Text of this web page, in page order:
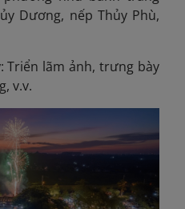
Dương, nếp Thủy Phù,
: Triển lãm ảnh, trưng bày
v.v.